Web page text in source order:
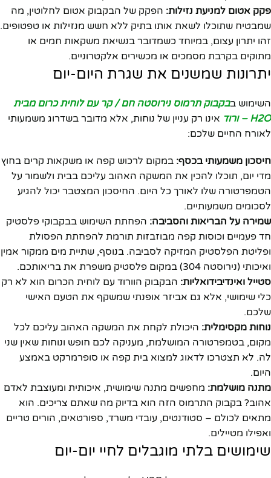
פקק אטום למניעת נזילות: הפקק של הבקבוק אטום לחלוטין, מה
שמבטיח שתוכלו לשאת אותו בתיק ללא חשש מנזילות או טפטופים.
זהו יתרון עצום, במיוחד כשמדובר בנשיאת משקאות חמים או
מתוקים בקרבת מסמכים או מכשירים אלקטרוניים.
יתרונות שמשנים את שגרת היום-יום
השימוש בבקבוק תרמוס נירוסטה חם / קר עם לוחית כרום מבית
H2O – ורוד
אינו רק עניין של נוחות, אלא מדובר בשדרוג משמעותי
לאורח החיים שלכם:
חיסכון משמעותי בכסף: במקום לרכוש קפה או משקאות קרים בחוץ
מדי יום, תוכלו להכין את המשקה האהוב עליכם בבית ולשמור על
הטמפרטורה שלו לאורך כל היום. החיסכון המצטבר יכול להגיע
לסכומים משמעותיים.
שמירה על הבריאות והסביבה: הפחתת השימוש בבקבוקי פלסטיק
חד פעמיים וכוסות קפה מבוזבזות תורמת להפחתת הפסולת
ופליטת הפלסטיק המזיקה לסביבה. בנוסף, שתיית מים ממקור אמין
ואיכותי (נירוסטה 304) במקום פלסטיק משפרת את בריאותכם.
סטייל ואינדיבידואליות: הבקבוק הוורוד עם לוחית הכרום הוא לא רק
כלי שימושי, אלא גם אביזר אופנתי שמשקף את הטעם האישי
שלכם.
נוחות מקסימלית: היכולת לקחת את המשקה האהוב עליכם לכל
מקום, בטמפרטורה המושלמת, מעניקה לכם חופש ונוחות שאין שני
לה. לא תצטרכו לדאוג למצוא בית קפה או סופרמרקט באמצע
היום.
מתנה מושלמת: מחפשים מתנה שימושית, איכותית ומעוצבת לאדם
אהוב? בקבוק התרמוס הזה הוא בדיוק מה שאתם צריכים. הוא
מתאים לכולם – סטודנטים, עובדי משרד, ספורטאים, הורים טריים
ואפילו מטיילים.
שימושים בלתי מוגבלים לחיי יום-יום